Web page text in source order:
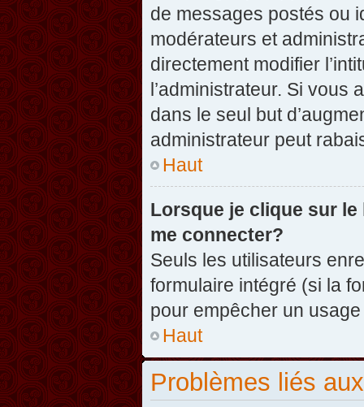
de messages postés ou
modérateurs et
directement modifier
l’administrateur. Si vous
dans le seul but
administrateur peut
Haut
Lorsque je clique sur
me connecter?
Seuls les utilisateurs
formulaire intégré (si la
pour empêcher un
Haut
Problèmes liés